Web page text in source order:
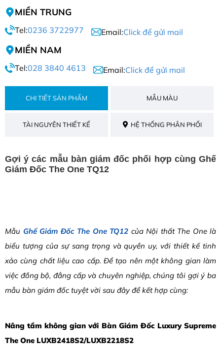
MIỀN TRUNG
Tel:0236 3722977 Email:Click để gửi mail
MIỀN NAM
Tel:028 3840 4613 Email:Click để gửi mail
CHI TIẾT SẢN PHẨM MẪU MÀU
TÀI NGUYÊN THIẾT KẾ HỆ THỐNG PHÂN PHỐI
Gợi ý các mẫu bàn giám đốc phối hợp cùng Ghế
Giám Đốc The One TQ12
Mẫu Ghế Giám Đốc The One TQ12 của Nội thất The One là
biểu tượng của sự sang trọng và quyền uy, với thiết kế tinh
xảo cùng chất liệu cao cấp. Để tạo nên một không gian làm
việc đồng bộ, đẳng cấp và chuyên nghiệp, chúng tôi gợi ý ba
mẫu bàn giám đốc tuyệt vời sau đây để kết hợp cùng:
Nâng tầm không gian với Bàn Giám Đốc Luxury Supreme
The One LUXB2418S2/LUXB2218S2